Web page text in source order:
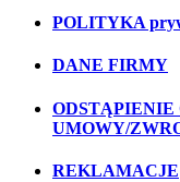
POLITYKA
DANE FIRMY
ODSTĄPIENIE
UMOWY/
REKLAMACJE